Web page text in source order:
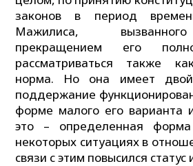
законов в период
Мажилиса,
прекращением его
рассматриваться также
норма. Но она имеет
поддержание
форме малого его варианта
это – определенная
некоторых ситуациях в
связи с этим повысился статус